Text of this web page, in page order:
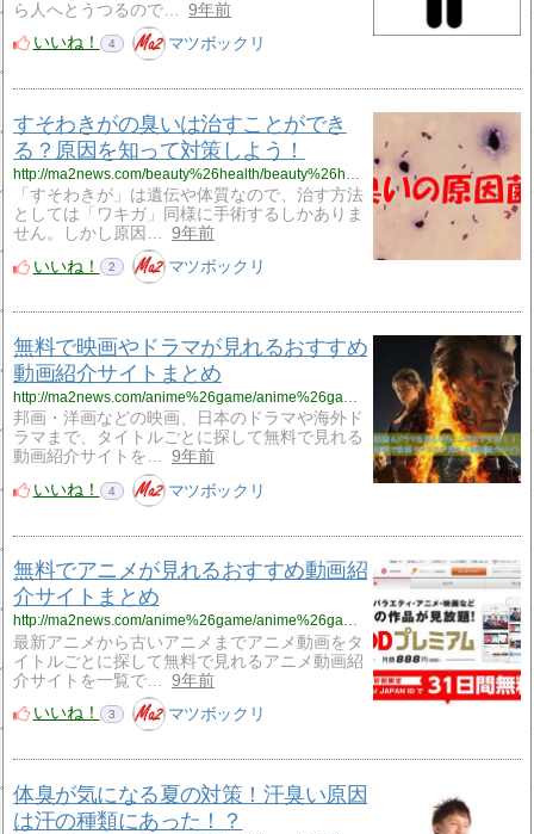
ら人へとうつるので…
9年前
いいね！
4 マツボックリ
すそわきがの臭いは治すことができ
る？原因を知って対策しよう！
「すそわきが」は遺伝や体質なので、治す方法
としては「ワキガ」同様に手術するしかありま
せん。しかし原因…
9年前
いいね！
2 マツボックリ
無料で映画やドラマが見れるおすすめ
動画紹介サイトまとめ
http://ma2news.com/anime%26game/anime%26game3.html
邦画・洋画などの映画、日本のドラマや海外ド
ラマまで、タイトルごとに探して無料で見れる
動画紹介サイトを…
9年前
いいね！
4 マツボックリ
無料でアニメが見れるおすすめ動画紹
介サイトまとめ
http://ma2news.com/anime%26game/anime%26game2.html
最新アニメから古いアニメまでアニメ動画をタ
イトルごとに探して無料で見れるアニメ動画紹
介サイトを一覧で…
9年前
いいね！
3 マツボックリ
体臭が気になる夏の対策！汗臭い原因
は汗の種類にあった！？